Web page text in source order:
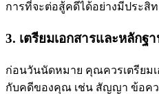
การที่จะต่อสู้คดีได้อย่างมีประสิ
3. เตรียมเอกสารและหลักฐ
ก่อนวันนัดหมาย คุณควรเตรียม
กับคดีของคุณ เช่น สัญญา ข้อคว